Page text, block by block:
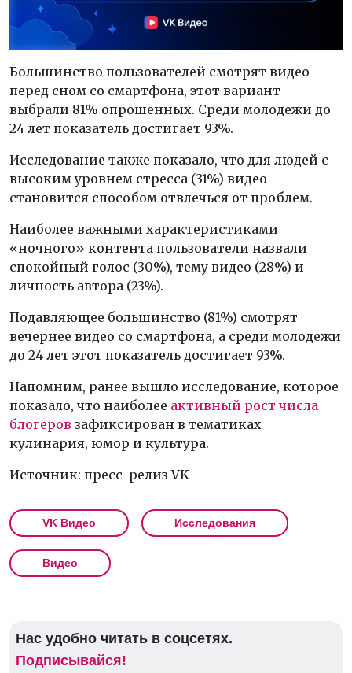
Большинство пользователей смотрят видео
перед сном со смартфона, этот вариант
выбрали 81% опрошенных. Среди молодежи до
24 лет показатель достигает 93%.
Исследование также показало, что для людей с
высоким уровнем стресса (31%) видео
становится способом отвлечься от проблем.
Наиболее важными характеристиками
«ночного» контента пользователи назвали
спокойный голос (30%), тему видео (28%) и
личность автора (23%).
Подавляющее большинство (81%) смотрят
вечернее видео со смартфона, а среди молодежи
до 24 лет этот показатель достигает 93%.
Напомним, ранее вышло исследование, которое
показало, что наиболее активный рост числа
блогеров зафиксирован в тематиках
кулинария, юмор и культура.
Источник: пресс-релиз VK
VK Видео Исследования
Видео
Нас удобно читать в соцсетях.
Подписывайся!